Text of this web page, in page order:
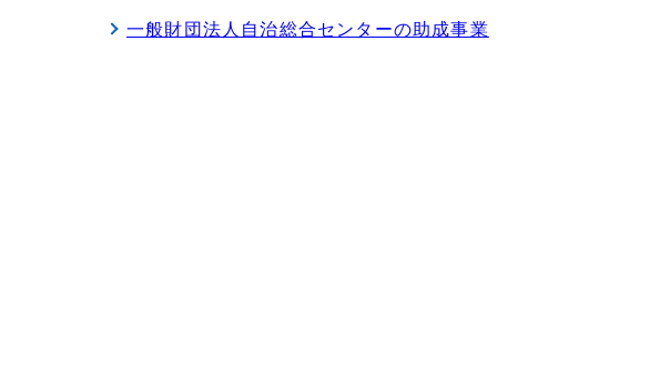
一般財団法人自治総合センターの助成事業